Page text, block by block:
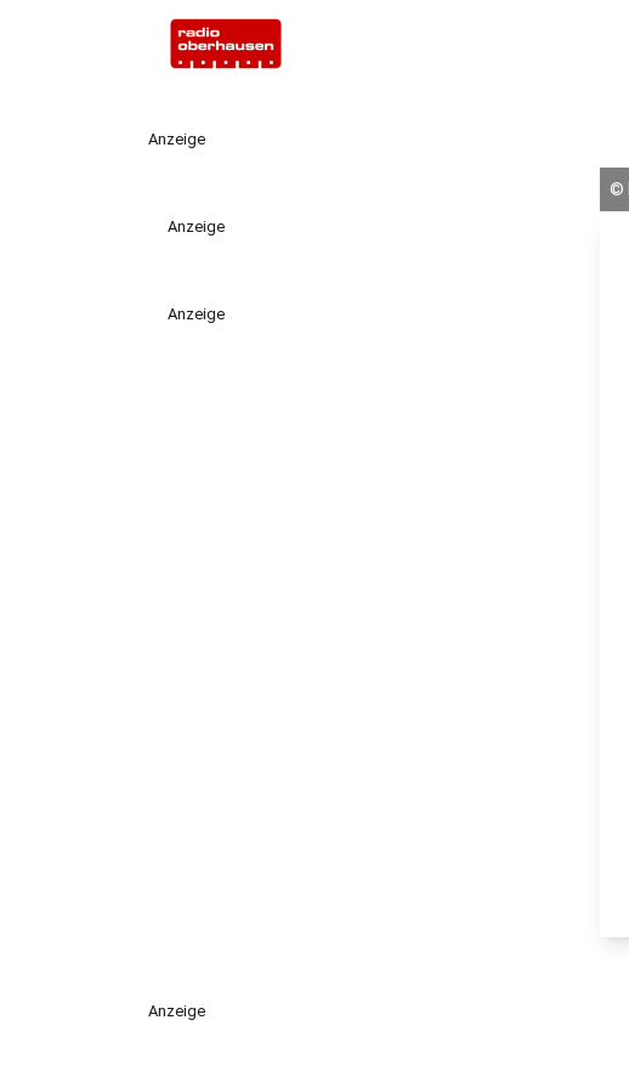
Anzeige
Anzeige
Anzeige
©
Anzeige